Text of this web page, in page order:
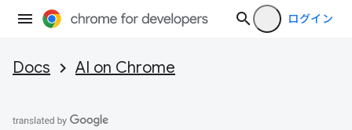
ログイン
Docs AI on Chrome